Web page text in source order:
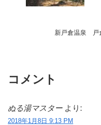
新戸倉温泉 戸
コメント
ぬる湯マスター より:
2018年1月8日 9:13 PM